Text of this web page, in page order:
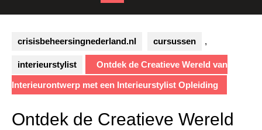
Button
crisisbeheersingnederland.nl cursussen ,
interieurstylist Ontdek de Creatieve Wereld van
Interieurontwerp met een Interieurstylist Opleiding
Ontdek de Creatieve Wereld